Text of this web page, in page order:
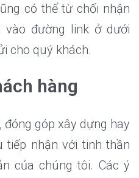
có thể từ chối nhận
vào đường link ở dưới
cho quý khách.
hàng
góp xây dựng hay
tiếp nhận với tinh thần
của chúng tôi. Các ý